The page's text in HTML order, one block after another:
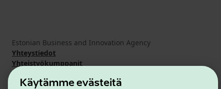
Käytämme evästeitä
Estonian Business and Innovation Agency
Yhteystiedot
Yhteistyökumppanit
Käyttöehdot
Eväste- ja tietosuojakäytäntö